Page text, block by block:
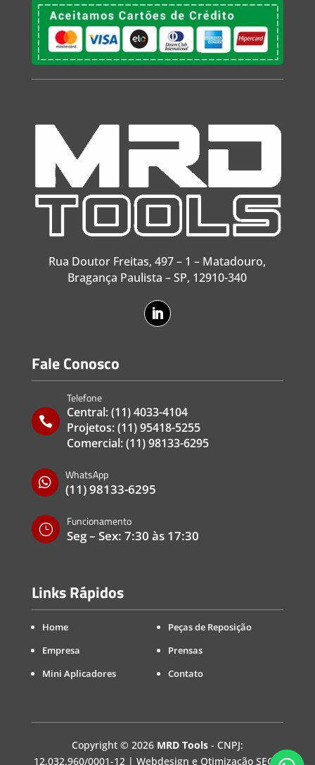
Rua Doutor Freitas, 497 – 1 – Matadouro,
Bragança Paulista – SP, 12910-340
Fale Conosco

Telefone
Central:(11) 4033-4104
Projetos:(11) 95418-5255
Comercial:(11) 98133-6295

WhatsApp
(11) 98133-6295
}
Funcionamento
Seg – Sex: 7:30 às 17:30
Links Rápidos
Home
Empresa
Mini Aplicadores
Peças de Reposição
Prensas
Contato
Copyright © 2026 MRD Tools- CNPJ:
12.032.960/0001-12 | Webdesign e Otimização SEO -